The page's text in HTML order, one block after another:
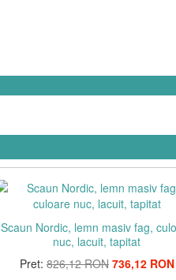
Scaun Nordic, lemn masiv fag,
nuc, lacuit, tapitat
Pret: 826,12 RON 736,12 RON